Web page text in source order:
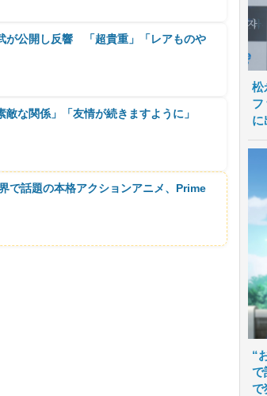
が公開し反響 「超貴重」「レアものや
な関係」「友情が続きますように」
話題の本格アクションアニメ、Prime
松
に
“
で
で